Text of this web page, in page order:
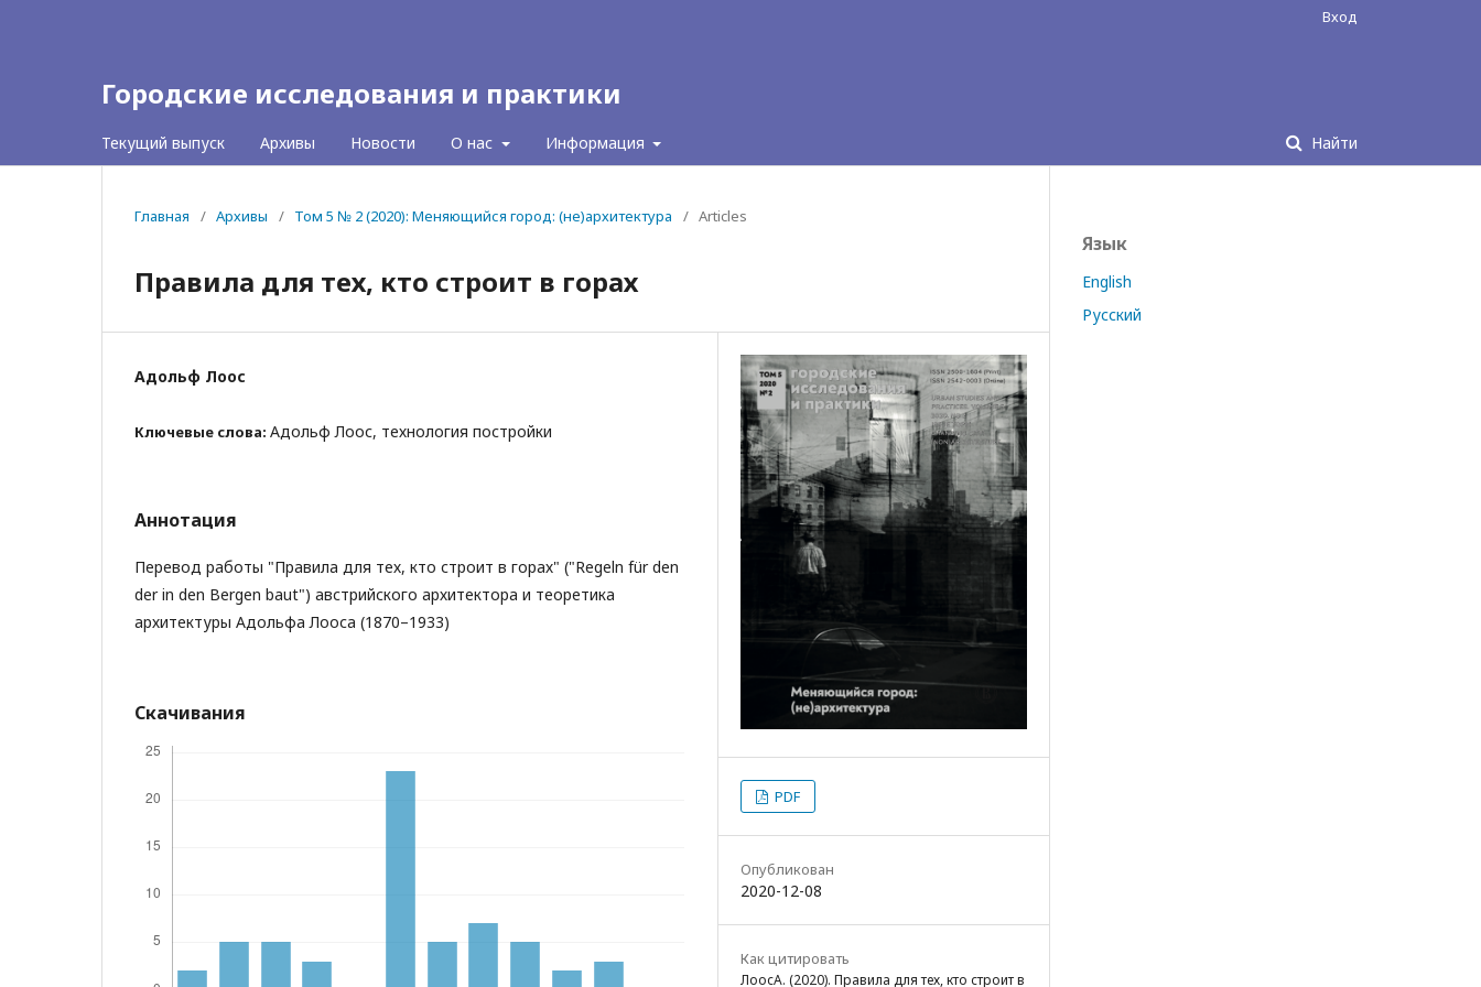
Городские исследования и практики
Текущий выпуск Архивы Новости О нас Информация Найти
Вход
Главная / Архивы / Том 5 № 2 (2020): Меняющийся город: (не)архитектура / Articles
Правила для тех, кто строит в горах
Адольф Лоос
Ключевые слова: Адольф Лоос, технология постройки
Аннотация
Перевод работы "Правила для тех, кто строит в горах" ("Regeln für den
der in den Bergen baut") австрийского архитектора и теоретика
архитектуры Адольфа Лооса (1870–1933)
Скачивания
PDF
Опубликован
2020-12-08
Как цитировать
ЛоосА. (2020). Правила для тех, кто строит в
Язык
English
Русский